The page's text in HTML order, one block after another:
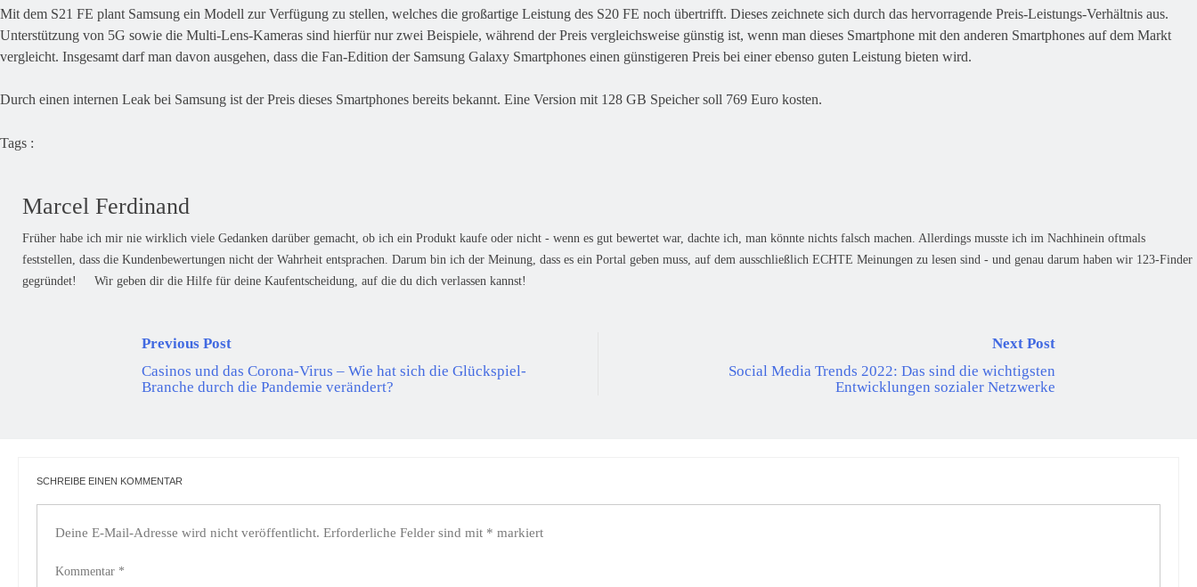
Mit dem S21 FE plant Samsung ein Modell zur Verfügung zu stellen, welches die großartige Leistung des S20 FE noch übertrifft. Dieses zeichnete sich durch das hervorragende Preis-Leistungs-Verhältnis aus.
Unterstützung von 5G sowie die Multi-Lens-Kameras sind hierfür nur zwei Beispiele, während der Preis vergleichsweise günstig ist, wenn man dieses Smartphone mit den anderen Smartphones auf dem Markt
vergleicht. Insgesamt darf man davon ausgehen, dass die Fan-Edition der Samsung Galaxy Smartphones einen günstigeren Preis bei einer ebenso guten Leistung bieten wird.
Durch einen internen Leak bei Samsung ist der Preis dieses Smartphones bereits bekannt. Eine Version mit 128 GB Speicher soll 769 Euro kosten.
Tags :
Marcel Ferdinand
Früher habe ich mir nie wirklich viele Gedanken darüber gemacht, ob ich ein Produkt kaufe oder nicht - wenn es gut bewertet war, dachte ich, man könnte nichts falsch machen. Allerdings musste ich im Nachhinein oftmals
feststellen, dass die Kundenbewertungen nicht der Wahrheit entsprachen. Darum bin ich der Meinung, dass es ein Portal geben muss, auf dem ausschließlich ECHTE Meinungen zu lesen sind - und genau darum haben wir 123-Finder
gegründet! Wir geben dir die Hilfe für deine Kaufentscheidung, auf die du dich verlassen kannst!
Previous Post
Casinos und das Corona-Virus – Wie hat sich die Glückspiel-
Branche durch die Pandemie verändert?
Next Post
Social Media Trends 2022: Das sind die wichtigsten
Entwicklungen sozialer Netzwerke
SCHREIBE EINEN KOMMENTAR
Deine E-Mail-Adresse wird nicht veröffentlicht. Erforderliche Felder sind mit * markiert
Kommentar *